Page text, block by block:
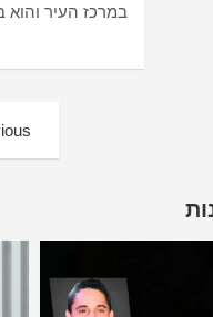
במרכז העיר והוא